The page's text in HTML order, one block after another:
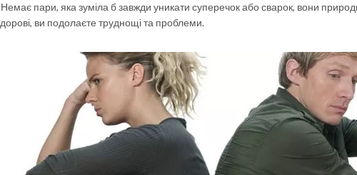
Немає пари, яка зуміла б завжди уникати суперечок або сварок, вони
ви подолаєте труднощі та проблеми.